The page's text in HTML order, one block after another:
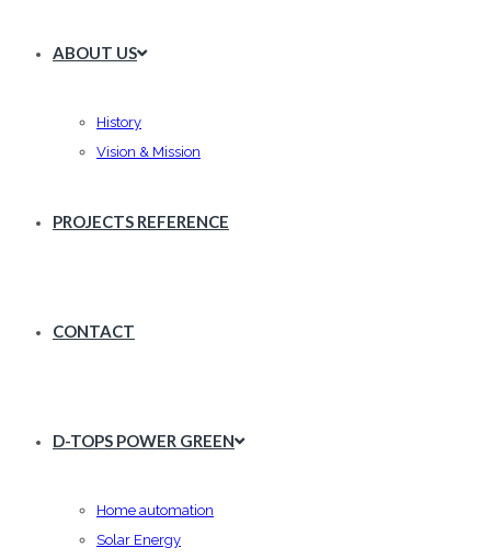
ABOUT US
History
Vision & Mission
PROJECTS REFERENCE
CONTACT
D-TOPS POWER GREEN
Home automation
Solar Energy